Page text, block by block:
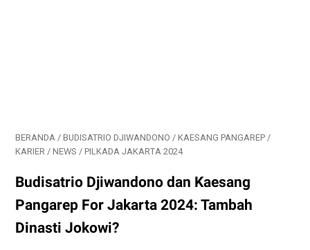
BERANDA / BUDISATRIO DJIWANDONO / KAESANG PANGAREP /
KARIER / NEWS / PILKADA JAKARTA 2024
Budisatrio Djiwandono dan Kaesang
Pangarep For Jakarta 2024: Tambah
Dinasti Jokowi?